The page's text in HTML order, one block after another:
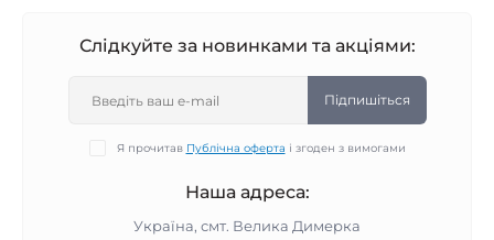
Слідкуйте за новинками та акціями:
Підпишіться
Я прочитав Публічна оферта і згоден з вимогами
Наша адреса:
Україна, смт. Велика Димерка